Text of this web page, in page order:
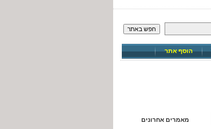
חפש באתר
הוסף אתר
מאמרים אחרונים